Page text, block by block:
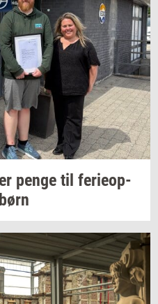
penge til fe­ri­e­op­
børn